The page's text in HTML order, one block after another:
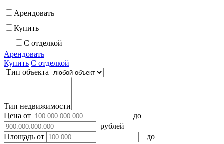
Арендовать
Купить
С отделкой
Арендовать
Купить С отделкой
Тип объекта
Тип недвижимости
Цена от
до
рублей
Площадь от до